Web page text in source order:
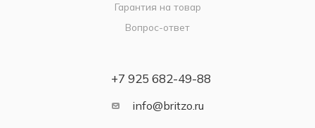
Гарантия на товар
Вопрос-ответ
+7 925 682-49-88
info@britzo.ru